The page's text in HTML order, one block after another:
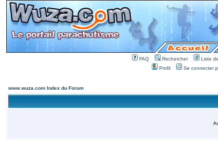
FAQ Rechercher
Liste
Profil
Se connecter
www.wuza.com Index du Forum